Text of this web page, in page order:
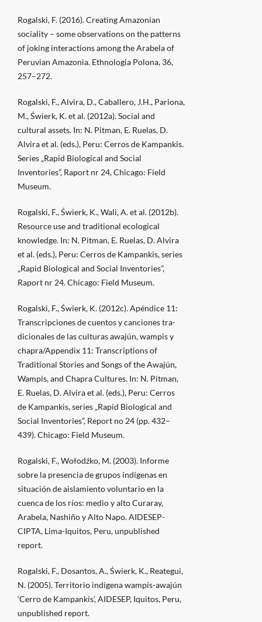
Rogalski, F. (2016). Creating Amazonian
sociality – some observations on the patterns
of joking interactions among the Arabela of
Peruvian Amazonia. Ethnologia Polona, 36,
257–272.
Rogalski, F., Alvira, D., Caballero, J.H., Pariona,
M., Świerk, K. et al. (2012a). Social and
cultural assets. In: N. Pitman, E. Ruelas, D.
Alvira et al. (eds.), Peru: Cerros de Kampankis.
Series „Rapid Biological and Social
Inventories”, Raport nr 24, Chicago: Field
Museum.
Rogalski, F., Świerk, K., Wali, A. et al. (2012b).
Resource use and traditional ecological
knowledge. In: N. Pitman, E. Ruelas, D. Alvira
et al. (eds.), Peru: Cerros de Kampankis, series
„Rapid Biological and Social Inventories”,
Raport nr 24. Chicago: Field Museum.
Rogalski, F., Świerk, K. (2012c). Apéndice 11:
Transcripciones de cuentos y canciones tra-
dicionales de las culturas awajún, wampis y
chapra/Appendix 11: Transcriptions of
Traditional Stories and Songs of the Awajún,
Wampis, and Chapra Cultures. In: N. Pitman,
E. Ruelas, D. Alvira et al. (eds.), Peru: Cerros
de Kampankis, series „Rapid Biological and
Social Inventories”, Report no 24 (pp. 432–
439). Chicago: Field Museum.
Rogalski, F., Wołodźko, M. (2003). Informe
sobre la presencia de grupos indígenas en
situación de aislamiento voluntario en la
cuenca de los ríos: medio y alto Curaray,
Arabela, Nashiño y Alto Napo. AIDESEP-
CIPTA, Lima-Iquitos, Peru, unpublished
report.
Rogalski, F., Dosantos, A., Świerk, K., Reategui,
N. (2005). Territorio indígena wampís-awajún
‘Cerro de Kampankis’, AIDESEP, Iquitos, Peru,
unpublished report.